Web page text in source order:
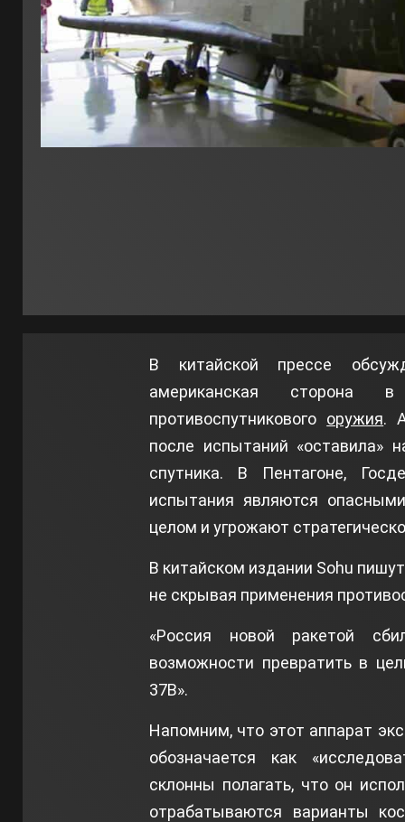
В китайской прессе
американская сторона
противоспутникового оружия.
после испытаний «оставила»
спутника. В Пентагоне,
испытания являются
целом и угрожают
В китайском издании Sohu
не скрывая применения
«Россия новой ракетой
возможности превратить в
37B».
Напомним, что этот аппарат
обозначается как
склонны полагать, что он
отрабатываются варианты